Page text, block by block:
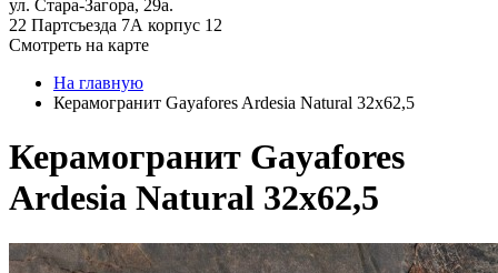
ул. Стара-Загора, 29а.
22 Партсъезда 7А корпус 12
Смотреть на карте
На главную
Керамогранит Gayafores Ardesia Natural 32x62,5
Керамогранит Gayafores
Ardesia Natural 32x62,5